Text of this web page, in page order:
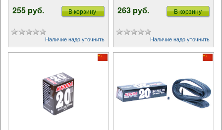
255 pуб. В корзину
Наличие надо уточнить
263 pуб. В корзину
Наличие надо уточнить